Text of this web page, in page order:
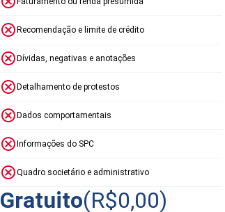
Recomendação e limite de crédito
Dívidas, negativas e anotações
Detalhamento de protestos
Dados comportamentais
Informações do SPC
Quadro societário e administrativo
Gratuito(R$0,00)